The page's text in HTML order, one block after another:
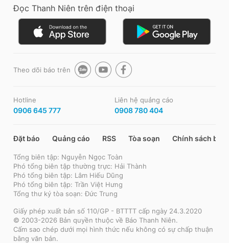
Đọc Thanh Niên trên điện thoại
Theo dõi báo trên
Hotline
0906 645 777
Liên hệ quảng cáo
0908 780 404
Đặt báo Quảng cáo RSS Tòa soạn Chính sách bảo
Tổng biên tập: Nguyễn Ngọc Toàn
Phó tổng biên tập thường trực: Hải Thành
Phó tổng biên tập: Lâm Hiếu Dũng
Phó tổng biên tập: Trần Việt Hưng
Tổng thư ký tòa soạn: Đức Trung
Giấy phép xuất bản số 110/GP - BTTTT cấp ngày 24.3.2020
© 2003-2026 Bản quyền thuộc về Báo Thanh Niên.
Cấm sao chép dưới mọi hình thức nếu không có sự chấp thuận
bằng văn bản.